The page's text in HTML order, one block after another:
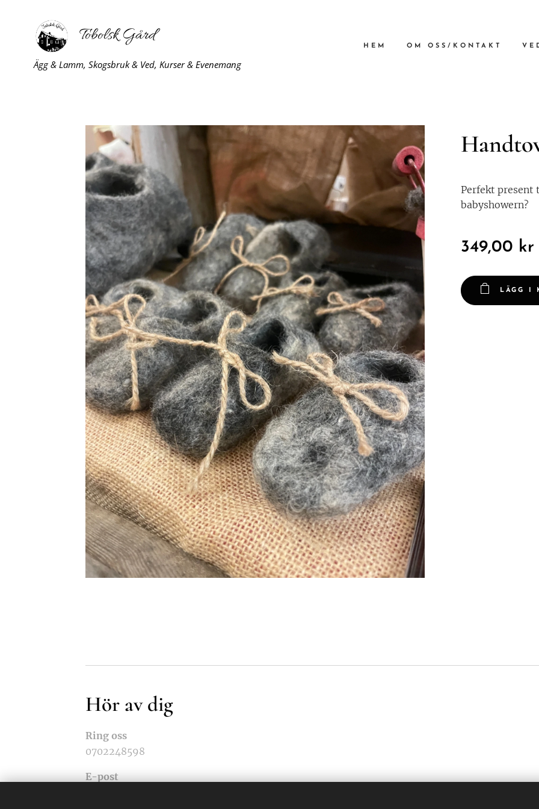
Tobolsk Gård
Ägg & Lamm, Skogsbruk & Ved, Kurser & Evenemang
HEM OM OSS/KONTAKT
Perfekt present
babyshowern?
349,00 kr
LÄGG I
Hör av dig
Ring oss
0702248598
E-post